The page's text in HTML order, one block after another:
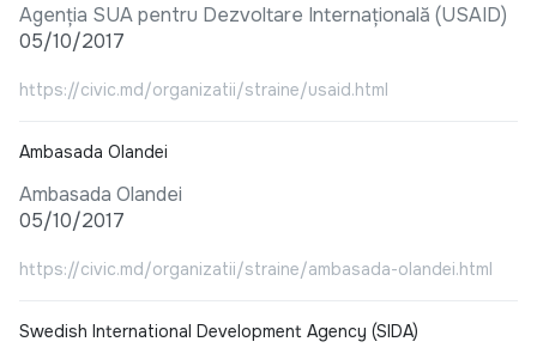
Agenția SUA pentru Dezvoltare Internațională (USAID)
05/10/2017
https://civic.md/organizatii/straine/usaid.html
Ambasada Olandei
Ambasada Olandei
05/10/2017
https://civic.md/organizatii/straine/ambasada-olandei.html
Swedish International Development Agency (SIDA)